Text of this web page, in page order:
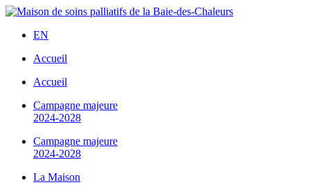
Aller
contenuEN
Accueil
Accueil
Campagne majeure
2024-2028
Campagne majeure
2024-2028
La Maison